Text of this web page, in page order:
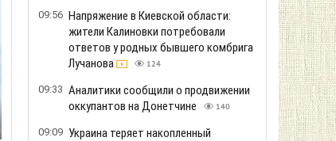
09:56 Напряжение в Киевской области:
жители Калиновки потребовали
ответов у родных бывшего комбрига
Лучанова
124
09:33 Аналитики сообщили о продвижении
оккупантов на Донетчине
140
09:09 Украина теряет накопленный